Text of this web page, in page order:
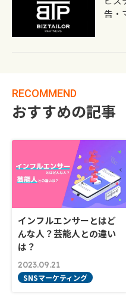
告・
RECOMMEND
おすすめの記事
インフルエンサーとはど
んな人？芸能人との違い
は？
2023.09.21
SNSマーケティング